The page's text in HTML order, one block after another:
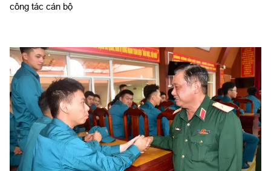
công tác cán bộ